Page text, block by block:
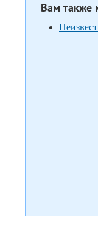
Вам также